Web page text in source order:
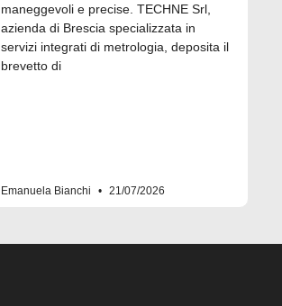
maneggevoli e precise. TECHNE Srl,
azienda di Brescia specializzata in
servizi integrati di metrologia, deposita il
brevetto di
Emanuela Bianchi 21/07/2026